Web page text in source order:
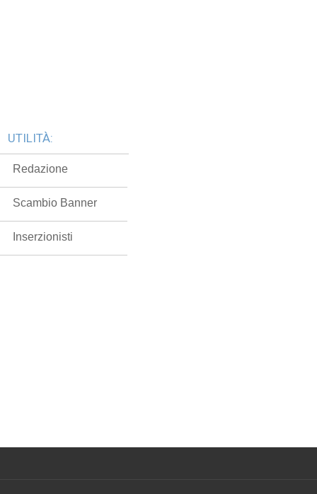
UTILITÀ:
Redazione
Scambio Banner
Inserzionisti